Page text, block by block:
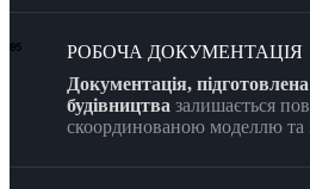
05
РОБОЧА ДОКУМЕНТАЦІЯ
Документація,
будівництва залишається
скоординованою моделлю